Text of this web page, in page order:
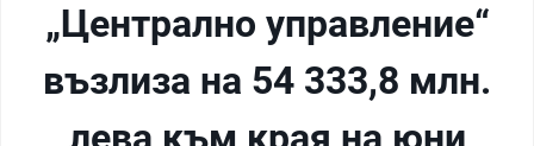
„Централно управление“
възлиза на 54 333,8 млн.